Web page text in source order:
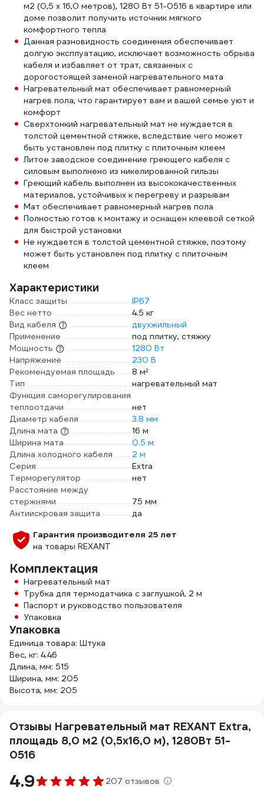
м2 (0,5 х 16,0 метров), 1280 Вт 51-0516 в квартире или
доме позволит получить источник мягкого
комфортного тепла
Данная разновидность соединения обеспечивает
долгую эксплуатацию, исключает возможность обрыва
кабеля и избавляет от трат, связанных с
дорогостоящей заменой нагревательного мата
Нагревательный мат обеспечивает равномерный
нагрев пола, что гарантирует вам и вашей семье уют и
комфорт
Сверхтонкий нагревательный мат не нуждается в
толстой цементной стяжке, вследствие чего может
быть установлен под плитку с плиточным клеем
Литое заводское соединение греющего кабеля с
силовым выполнено из никелированной гильзы
Греющий кабель выполнен из высококачественных
материалов, устойчивых к перегреву и разрывам
Мат обеспечивает равномерный нагрев пола
Полностью готов к монтажу и оснащен клеевой сеткой
для быстрой установки
Не нуждается в толстой цементной стяжке, поэтому
может быть установлен под плитку с плиточным
клеем
Характеристики
Класс защиты
IP67
Вес нетто
4.5 кг
Вид кабеля
двухжильный
Применение
под плитку, стяжку
Мощность
1280 Вт
Напряжение
230 В
Рекомендуемая площадь
8 м²
Тип
нагревательный мат
Функция саморегулирования
теплоотдачи
нет
Диаметр кабеля
3.8 мм
Длина мата
16 м
Ширина мата
0.5 м
Длина холодного кабеля
2 м
Серия
Extra
Терморегулятор
нет
Расстояние между
стержнями
75 мм
Антиискровая защита
да
Гарантия производителя 25 лет
на товары REXANT
Комплектация
Нагревательный мат
Трубка для термодатчика с заглушкой, 2 м
Паспорт и руководство пользователя
Упаковка
Упаковка
Единица товара: Штука
Вес, кг: 4.46
Длина, мм: 515
Ширина, мм: 205
Высота, мм: 205
Отзывы Нагревательный мат REXANT Extra,
площадь 8,0 м2 (0,5x16,0 м), 1280Вт 51-
0516
4.9 207 отзывов